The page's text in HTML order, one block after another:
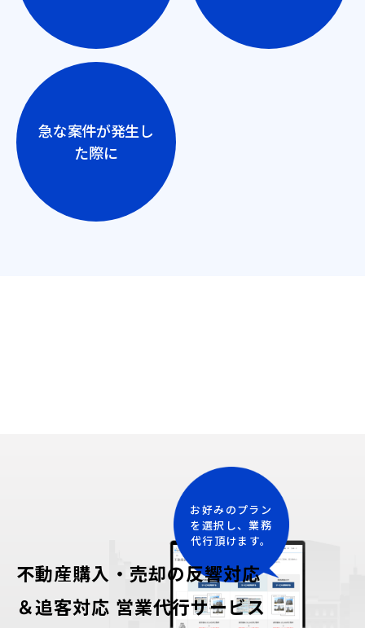
急な案件が発生し
た際に
不動産購入・売却の反響対応
＆追客対応 営業代行サービス
お好みのプラン
を選択し、業務
代行頂けます。